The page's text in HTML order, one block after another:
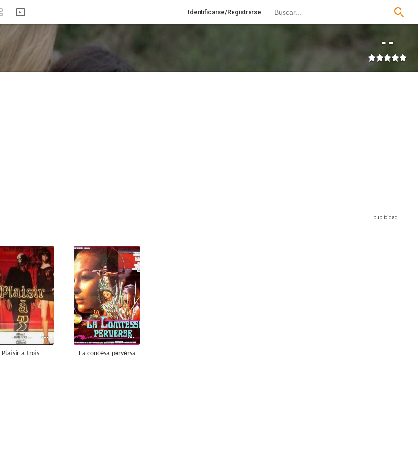
Identificarse/Registrarse
--
--
Plaisir a trois
--
La condesa perversa